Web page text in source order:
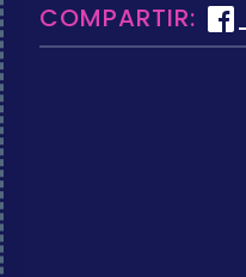
COMPARTIR: